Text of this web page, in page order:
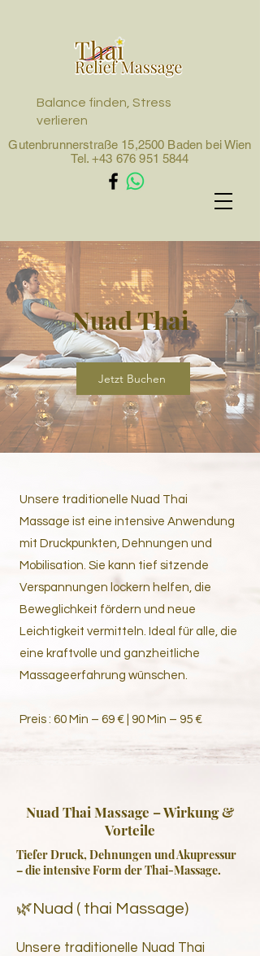
Gutenbrunnerstraße 15,2500 Baden bei Wien
Tel.+43 676 951 5844
Balance finden, Stress
verlieren
Nuad Thai
Jetzt Buchen
Unsere traditionelle Nuad Thai
Massage ist eine intensive Anwendung
mit Druckpunkten, Dehnungen und
Mobilisation. Sie kann tief sitzende
Verspannungen lockern helfen, die
Beweglichkeit fördern und neue
Leichtigkeit vermitteln. Ideal für alle, die
eine kraftvolle und ganzheitliche
Massageerfahrung wünschen.
Preis : 60 Min – 69 € | 90 Min – 95 €
Nuad Thai Massage – Wirkung &
Vorteile
Tiefer Druck, Dehnungen und Akupressur
– die intensive Form der Thai-Massage.
🌿Nuad ( thai Massage)
Unsere traditionelle Nuad Thai